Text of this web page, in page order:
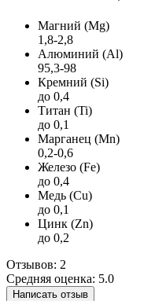
Магний (Mg)
1,8-2,8
Алюминий (Al)
95,3-98
Кремний (Si)
до 0,4
Титан (Ti)
до 0,1
Марганец (Mn)
0,2-0,6
Железо (Fe)
до 0,4
Медь (Cu)
до 0,1
Цинк (Zn)
до 0,2
Отзывов: 2
Средняя оценка: 5.0
Написать отзыв